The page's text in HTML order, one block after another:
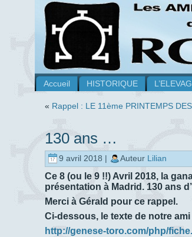
Accueil HISTORIQUE
« Rappel : LE 11ème PRINTEMPS
130 ans …
9 avril 2018 | Auteur Lilian
Ce 8 (ou le 9 !!) Avril 2018, la
présentation à Madrid. 130 ans
Merci à Gérald pour ce rappel.
Ci-dessous, le texte de notre
http://genese-toro.com/php/